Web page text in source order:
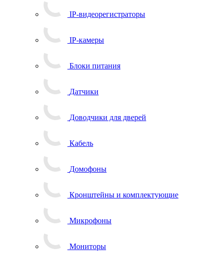
IP-видеорегистраторы
IP-камеры
Блоки питания
Датчики
Доводчики для дверей
Кабель
Домофоны
Кронштейны и комплектующие
Микрофоны
Мониторы